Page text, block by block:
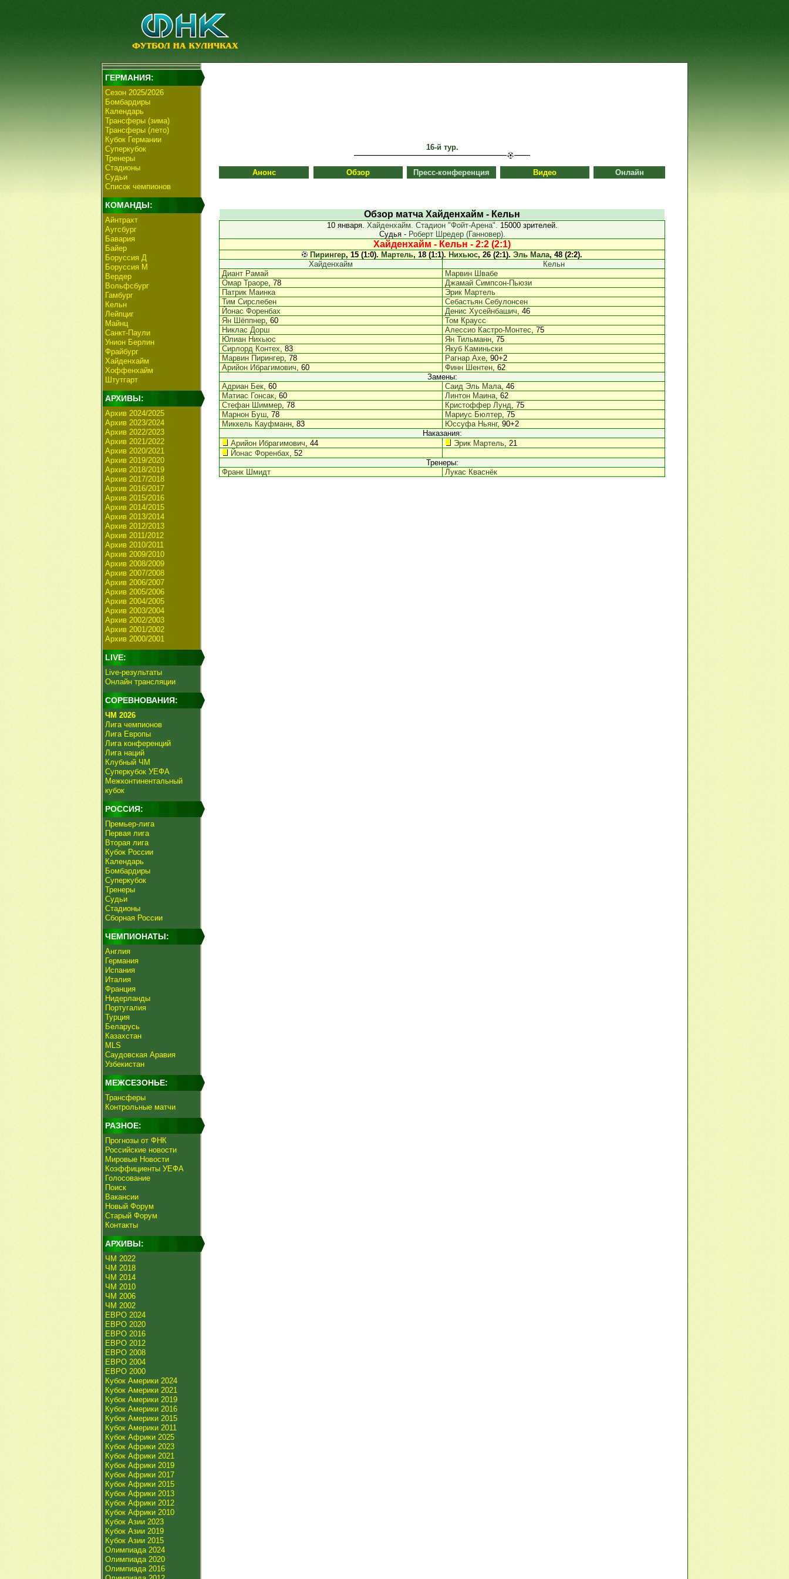
ГЕРМАНИЯ:
Сезон 2025/2026
Бомбардиры
Календарь
Трансферы (зима)
Трансферы (лето)
Кубок Германии
Суперкубок
Тренеры
Стадионы
Судьи
Список чемпионов
КОМАНДЫ:
Айнтрахт
Аугсбург
Бавария
Байер
Боруссия Д
Боруссия М
Вердер
Вольфсбург
Гамбург
Кельн
Лейпциг
Майнц
Санкт-Паули
Унион Берлин
Фрайбург
Хайденхайм
Хоффенхайм
Штутгарт
АРХИВЫ:
Архив 2024/2025
Архив 2023/2024
Архив 2022/2023
Архив 2021/2022
Архив 2020/2021
Архив 2019/2020
Архив 2018/2019
Архив 2017/2018
Архив 2016/2017
Архив 2015/2016
Архив 2014/2015
Архив 2013/2014
Архив 2012/2013
Архив 2011/2012
Архив 2010/2011
Архив 2009/2010
Архив 2008/2009
Архив 2007/2008
Архив 2006/2007
Архив 2005/2006
Архив 2004/2005
Архив 2003/2004
Архив 2002/2003
Архив 2001/2002
Архив 2000/2001
LIVE:
Live-результаты
Онлайн трансляции
СОРЕВНОВАНИЯ:
ЧМ 2026
Лига чемпионов
Лига Европы
Лига конференций
Лига наций
Клубный ЧМ
Суперкубок УЕФА
Межконтинентальный
кубок
РОССИЯ:
Премьер-лига
Первая лига
Вторая лига
Кубок России
Календарь
Бомбардиры
Суперкубок
Тренеры
Судьи
Стадионы
Сборная России
ЧЕМПИОНАТЫ:
Англия
Германия
Испания
Италия
Франция
Нидерланды
Португалия
Турция
Беларусь
Казахстан
MLS
Саудовская Аравия
Узбекистан
МЕЖСЕЗОНЬЕ:
Трансферы
Контрольные матчи
РАЗНОЕ:
Прогнозы от ФНК
Российские новости
Мировые Новости
Коэффициенты УЕФА
Голосование
Поиск
Вакансии
Новый Форум
Старый Форум
Контакты
АРХИВЫ:
ЧМ 2022
ЧМ 2018
ЧМ 2014
ЧМ 2010
ЧМ 2006
ЧМ 2002
ЕВРО 2024
ЕВРО 2020
ЕВРО 2016
ЕВРО 2012
ЕВРО 2008
ЕВРО 2004
ЕВРО 2000
Кубок Америки 2024
Кубок Америки 2021
Кубок Америки 2019
Кубок Америки 2016
Кубок Америки 2015
Кубок Америки 2011
Кубок Африки 2025
Кубок Африки 2023
Кубок Африки 2021
Кубок Африки 2019
Кубок Африки 2017
Кубок Африки 2015
Кубок Африки 2013
Кубок Африки 2012
Кубок Африки 2010
Кубок Азии 2023
Кубок Азии 2019
Кубок Азии 2015
Олимпиада 2024
Олимпиада 2020
Олимпиада 2016
16-й тур.
Анонс Обзор Пресс-конференция Видео Онлайн
Обзор матча Хайденхайм - Кельн
10 января. Хайденхайм. Стадион "Фойт-Арена". 15000 зрителей.
Судья - Роберт Шредер (Ганновер).
Хайденхайм - Кельн - 2:2 (2:1)
Пирингер, 15 (1:0). Мартель, 18 (1:1). Нихьюс, 26 (2:1). Эль Мала, 48 (2:2).
Хайденхайм
Кельн
Диант Рамай
Марвин Швабе
Омар Траоре, 78
Джамай Симпсон-Пьюзи
Патрик Маинка
Эрик Мартель
Тим Сирслебен
Себастьян Себулонсен
Йонас Форенбах
Денис Хусейнбашич, 46
Ян Шёппнер, 60
Том Краусс
Никлас Дорш
Алессио Кастро-Монтес, 75
Юлиан Нихьюс
Ян Тильманн, 75
Сирлорд Контех, 83
Якуб Каминьски
Марвин Пирингер, 78 Рагнар Ахе, 90+2
Арийон Ибрагимович, 60 Финн Шентен, 62
Замены:
Адриан Бек, 60 Саид Эль Мала, 46
Матиас Гонсак, 60 Линтон Маина, 62
Стефан Шиммер, 78 Кристоффер Лунд, 75
Марнон Буш, 78 Мариус Бюлтер, 75
Миккель Кауфманн, 83 Юссуфа Ньянг, 90+2
Наказания:
Арийон Ибрагимович, 44 Эрик Мартель, 21
Йонас Форенбах, 52
Тренеры:
Франк Шмидт
Лукас Кваснёк